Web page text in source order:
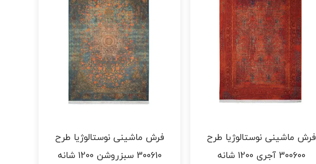
فرش ماشینی نوستالوژیا طرح
300610 سبزروشن 1200 شانه
فرش ماشینی نوستالوژیا طرح
300600 آجری 1200 شانه